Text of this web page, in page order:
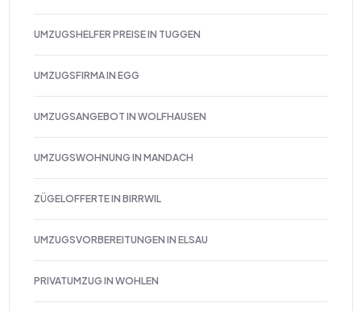
UMZUGSHELFER PREISE IN TUGGEN
UMZUGSFIRMA IN EGG
UMZUGSANGEBOT IN WOLFHAUSEN
UMZUGSWOHNUNG IN MANDACH
ZÜGELOFFERTE IN BIRRWIL
UMZUGSVORBEREITUNGEN IN ELSAU
PRIVATUMZUG IN WOHLEN